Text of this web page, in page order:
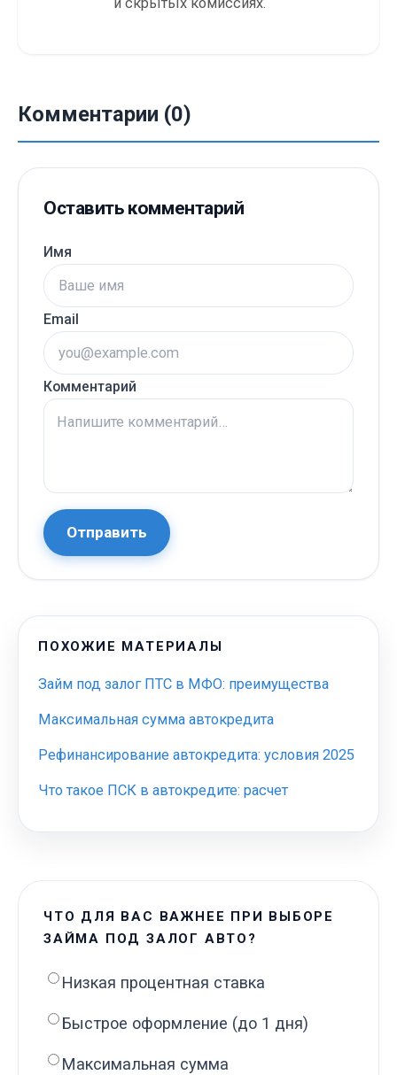
Комментарии (0)
Оставить комментарий
Имя
Email
Комментарий
Отправить
ПОХОЖИЕ МАТЕРИАЛЫ
Займ под залог ПТС в МФО: преимущества
Максимальная сумма автокредита
Рефинансирование автокредита: условия 2025
Что такое ПСК в автокредите: расчет
ЧТО ДЛЯ ВАС ВАЖНЕЕ ПРИ ВЫБОРЕ
ЗАЙМА ПОД ЗАЛОГ АВТО?
Низкая процентная ставка
Быстрое оформление (до 1 дня)
Максимальная сумма